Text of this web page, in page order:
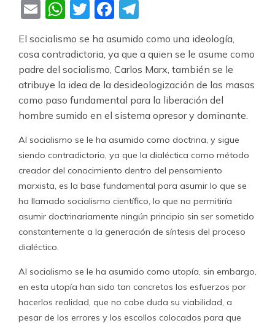
EmailWhatsApp
TwitterFacebook
El socialismo se ha asumido como una ideología,
cosa contradictoria, ya que a quien se le asume como
padre del socialismo, Carlos Marx, también se le
atribuye la idea de la desideologización de las masas
como paso fundamental para la liberación del
hombre sumido en el sistema opresor y dominante.
Al socialismo se le ha asumido como doctrina, y sigue
siendo contradictorio, ya que la dialéctica como método
creador del conocimiento dentro del pensamiento
marxista, es la base fundamental para asumir lo que se
ha llamado socialismo científico, lo que no permitiría
asumir doctrinariamente ningún principio sin ser sometido
constantemente a la generación de síntesis del proceso
dialéctico.
Al socialismo se le ha asumido como utopía, sin embargo,
en esta utopía han sido tan concretos los esfuerzos por
hacerlos realidad, que no cabe duda su viabilidad, a
pesar de los errores y los escollos colocados para que